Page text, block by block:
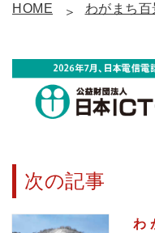
HOME わがまち
次の記事
わ